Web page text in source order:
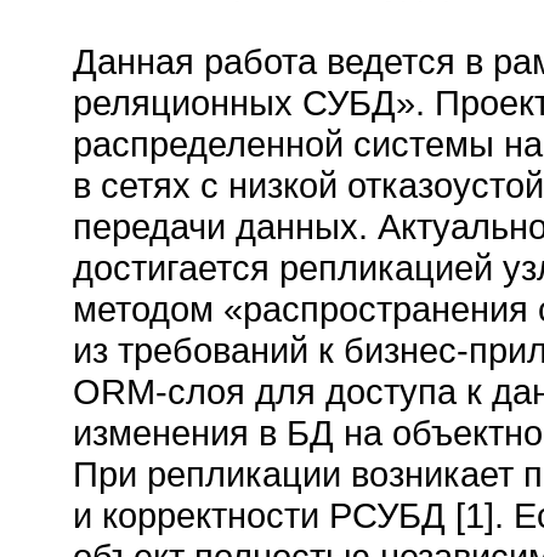
Данная работа ведется в
реляционных СУБД».
распределенной системы
в сетях с низкой
передачи данных.
достигается репликацией
методом
из требований к бизнес-
ORM-слоя для доступа к
изменения в БД на
При репликации возникает
и корректности РСУБД [1].